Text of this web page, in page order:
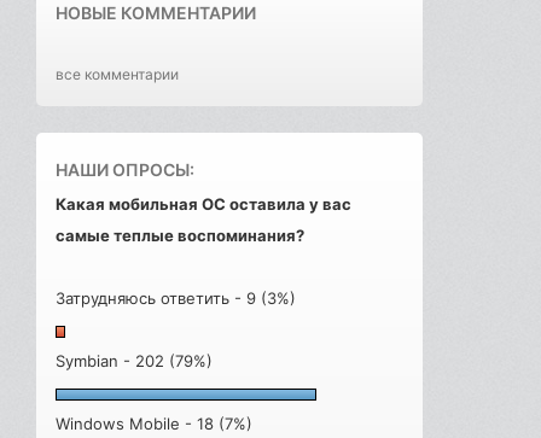
НОВЫЕ КОММЕНТАРИИ
все комментарии
НАШИ ОПРОСЫ:
Какая мобильная ОС оставила у вас
самые теплые воспоминания?
Затрудняюсь ответить - 9 (3%)
Symbian - 202 (79%)
Windows Mobile - 18 (7%)